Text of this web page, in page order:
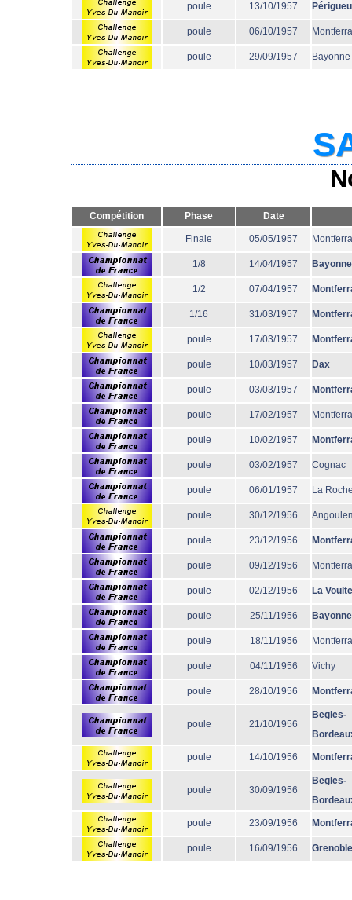
poule 13/10/1957
poule 06/10/1957
poule 29/09/1957 Bayonne
Compétition Phase Date
Finale 05/05/1957
1/8 14/04/1957 Bayonne
1/2 07/04/1957
1/16 31/03/1957
poule 17/03/1957
poule 10/03/1957 Dax
poule 03/03/1957
poule 17/02/1957
poule 10/02/1957
poule 03/02/1957 Cognac
poule 06/01/1957 La
poule 30/12/1956
poule 23/12/1956
poule 09/12/1956
poule 02/12/1956 La Voulte
poule 25/11/1956 Bayonne
poule 18/11/1956
poule 04/11/1956 Vichy
poule 28/10/1956
poule 21/10/1956
Begles-
poule 14/10/1956
poule 30/09/1956
Begles-
poule 23/09/1956
poule 16/09/1956 Grenoble